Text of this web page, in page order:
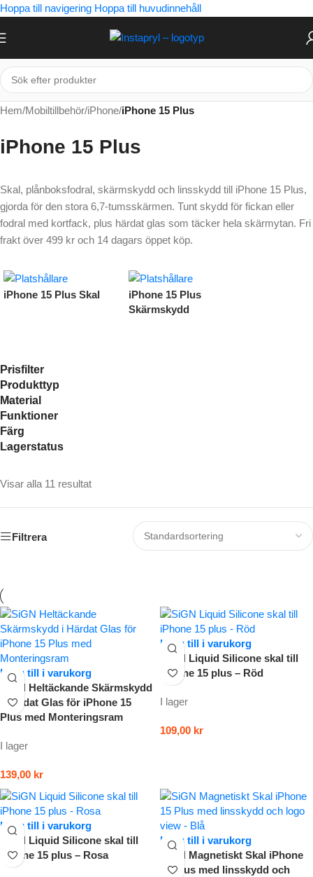
Hoppa till navigering Hoppa till huvudinnehåll
Hem/Mobiltillbehör/iPhone/iPhone 15 Plus
iPhone 15 Plus
Skal, plånboksfodral, skärmskydd och linsskydd till iPhone 15 Plus,
gjorda för den stora 6,7-tumsskärmen. Tunt skydd för fickan eller
fodral med kortfack, plus härdat glas som täcker hela skärmytan. Fri
frakt över 499 kr och 14 dagars öppet köp.
iPhone 15 Plus Skal
iPhone 15 Plus
Skärmskydd
Prisfilter
Produkttyp
Material
Funktioner
Färg
Lagerstatus
Visar alla 11 resultat
Filtrera
Lägg till i varukorg
SiGN Heltäckande Skärmskydd
i Härdat Glas för iPhone 15
Plus med Monteringsram
I lager
139,00 kr
Lägg till i varukorg
SiGN Liquid Silicone skal till
iPhone 15 plus – Röd
I lager
109,00 kr
Lägg till i varukorg
SiGN Liquid Silicone skal till
iPhone 15 plus – Rosa
Lägg till i varukorg
SiGN Magnetiskt Skal iPhone
15 Plus med linsskydd och